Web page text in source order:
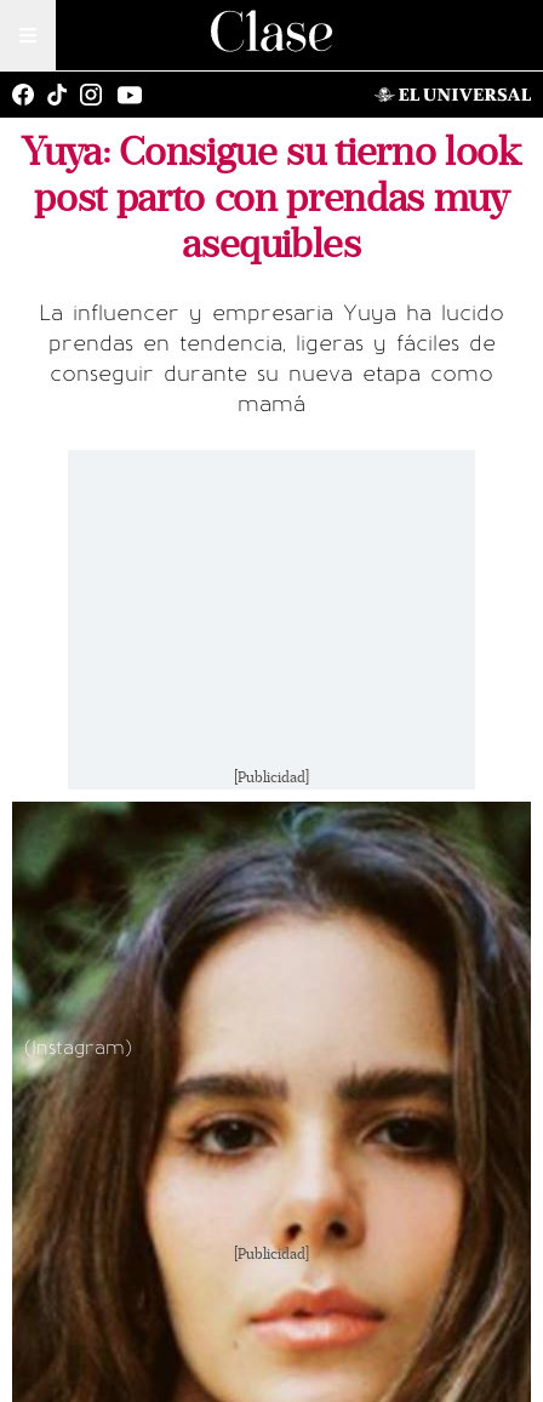
Yuya: Consigue su tierno look
post parto con prendas muy
asequibles
La influencer y empresaria Yuya ha lucido
prendas en tendencia, ligeras y fáciles de
conseguir durante su nueva etapa como
mamá
[Publicidad]
(Instagram)
[Publicidad]